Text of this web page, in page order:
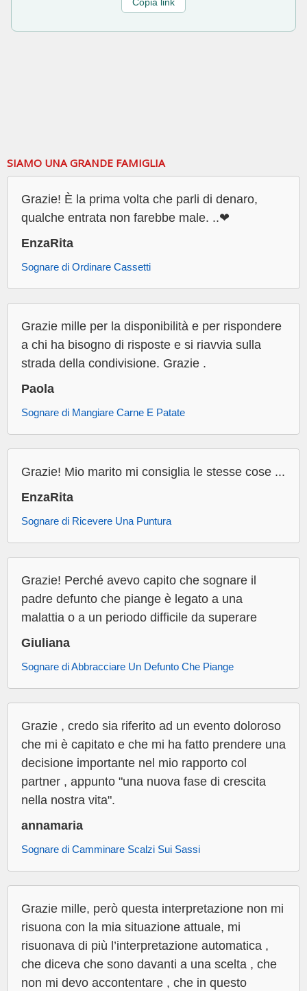
SIAMO UNA GRANDE FAMIGLIA
Grazie! È la prima volta che parli di denaro,
qualche entrata non farebbe male. ..❤
EnzaRita
Sognare di Ordinare Cassetti
Grazie mille per la disponibilità e per rispondere
a chi ha bisogno di risposte e si riavvia sulla
strada della condivisione. Grazie .
Paola
Sognare di Mangiare Carne E Patate
Grazie! Mio marito mi consiglia le stesse cose ...
EnzaRita
Sognare di Ricevere Una Puntura
Grazie! Perché avevo capito che sognare il
padre defunto che piange è legato a una
malattia o a un periodo difficile da superare
Giuliana
Sognare di Abbracciare Un Defunto Che Piange
Grazie , credo sia riferito ad un evento doloroso
che mi è capitato e che mi ha fatto prendere una
decisione importante nel mio rapporto col
partner , appunto "una nuova fase di crescita
nella nostra vita".
annamaria
Sognare di Camminare Scalzi Sui Sassi
Grazie mille, però questa interpretazione non mi
risuona con la mia situazione attuale, mi
risuonava di più l’interpretazione automatica ,
che diceva che sono davanti a una scelta , che
non mi devo accontentare , che in questo